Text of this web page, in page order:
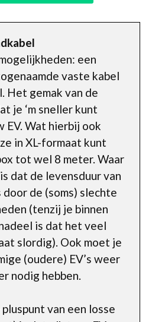
een
vaste kabel
Het gemak van de
je ‘m sneller kunt
EV. Wat hierbij ook
in XL-formaat kunt
tot wel 8 meter. Waar
dat de levensduur van
de (soms) slechte
(tenzij je binnen
is dat het veel
slordig). Ook moet je
(oudere) EV’s weer
nodig hebben.
van een losse